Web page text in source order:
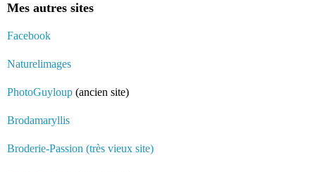
Mes autres sites
Facebook
Naturelimages
PhotoGuyloup (ancien site)
Brodamaryllis
Broderie-Passion (très vieux site)